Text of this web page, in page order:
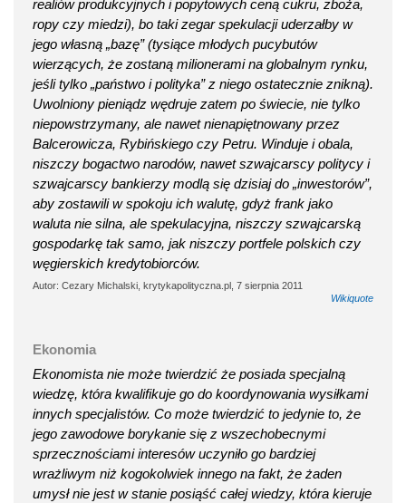
realiów produkcyjnych i popytowych ceną cukru, zboża,
ropy czy miedzi), bo taki zegar spekulacji uderzałby w
jego własną „bazę” (tysiące młodych pucybutów
wierzących, że zostaną milionerami na globalnym rynku,
jeśli tylko „państwo i polityka” z niego ostatecznie znikną).
Uwolniony pieniądz wędruje zatem po świecie, nie tylko
niepowstrzymany, ale nawet nienapiętnowany przez
Balcerowicza, Rybińskiego czy Petru. Winduje i obala,
niszczy bogactwo narodów, nawet szwajcarscy politycy i
szwajcarscy bankierzy modlą się dzisiaj do „inwestorów”,
aby zostawili w spokoju ich walutę, gdyż frank jako
waluta nie silna, ale spekulacyjna, niszczy szwajcarską
gospodarkę tak samo, jak niszczy portfele polskich czy
węgierskich kredytobiorców.
Autor: Cezary Michalski, krytykapolityczna.pl, 7 sierpnia 2011
Wikiquote
Ekonomia
Ekonomista nie może twierdzić że posiada specjalną
wiedzę, która kwalifikuje go do koordynowania wysiłkami
innych specjalistów. Co może twierdzić to jedynie to, że
jego zawodowe borykanie się z wszechobecnymi
sprzecznościami interesów uczyniło go bardziej
wrażliwym niż kogokolwiek innego na fakt, że żaden
umysł nie jest w stanie posiąść całej wiedzy, która kieruje